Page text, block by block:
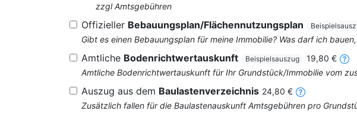
zzgl Amtsgebühren
Offizieller Bebauungsplan/Flächennutzungsplan
Gibt es einen Bebauungsplan für meine Immobilie? Was darf ich
Amtliche Bodenrichtwertauskunft Beispielsauszug
19,80 €
Amtliche Bodenrichtwertauskunft für Ihr Grundstück/Immobilie vom
Auszug aus dem Baulastenverzeichnis 24,80 €
Zusätzlich fallen für die Baulastenauskunft Amtsgebühren pro